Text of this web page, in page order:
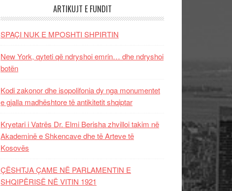
ARTIKUJT E FUNDIT
SPAÇI NUK E MPOSHTI SHPIRTIN
New York, qyteti që ndryshoi emrin… dhe ndryshoi
botën
Kodi zakonor dhe isopolifonia dy nga monumentet
e gjalla madhështore të antikitetit shqiptar
Kryetari i Vatrës Dr. Elmi Berisha zhvilloi takim në
Akademinë e Shkencave dhe të Arteve të
Kosovës
ÇËSHTJA ÇAME NË PARLAMENTIN E
SHQIPËRISË NË VITIN 1921